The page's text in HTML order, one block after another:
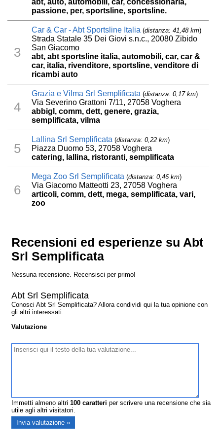
abt, auto, automobili, car, concessionaria,
passione, per, sportsline, sportsline.
3
Car & Car - Abt Sportsline Italia (distanza: 41,48 km)
Strada Statale 35 Dei Giovi s.n.c., 20080 Zibido
San Giacomo
abt, abt sportsline italia, automobili, car, car &
car, italia, rivenditore, sportsline, venditore di
ricambi auto
4
Grazia e Vilma Srl Semplificata (distanza: 0,17 km)
Via Severino Grattoni 7/11, 27058 Voghera
abbigl, comm, dett, genere, grazia,
semplificata, vilma
5
Lallina Srl Semplificata (distanza: 0,22 km)
Piazza Duomo 53, 27058 Voghera
catering, lallina, ristoranti, semplificata
6
Mega Zoo Srl Semplificata (distanza: 0,46 km)
Via Giacomo Matteotti 23, 27058 Voghera
articoli, comm, dett, mega, semplificata, vari,
zoo
Recensioni ed esperienze su Abt
Srl Semplificata
Nessuna recensione. Recensisci per primo!
Abt Srl Semplificata
Conosci Abt Srl Semplificata? Allora condividi qui la tua opinione con
gli altri interessati.
Valutazione
Immetti almeno altri100 caratteri per scrivere una recensione che sia
utile agli altri visitatori.